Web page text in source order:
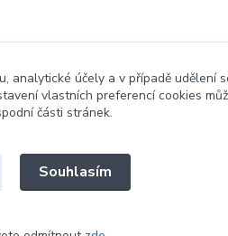
analytické účely a v případě udělení
vlastních preferencí cookies
části stránek.
Souhlasím